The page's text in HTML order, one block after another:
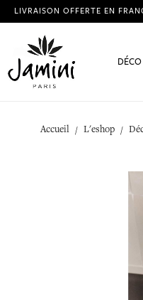
LIVRAISON OFFERTE EN
Accueil L'eshop